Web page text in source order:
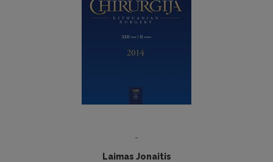
-
Laimas Jonaitis